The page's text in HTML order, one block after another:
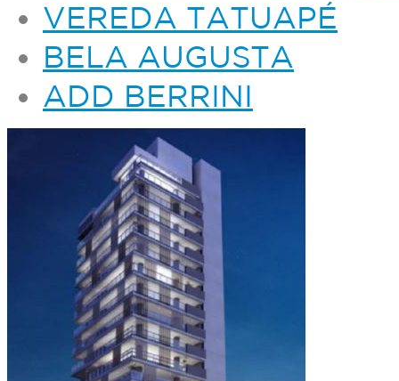
VEREDA TATUAPÉ
BELA AUGUSTA
ADD BERRINI